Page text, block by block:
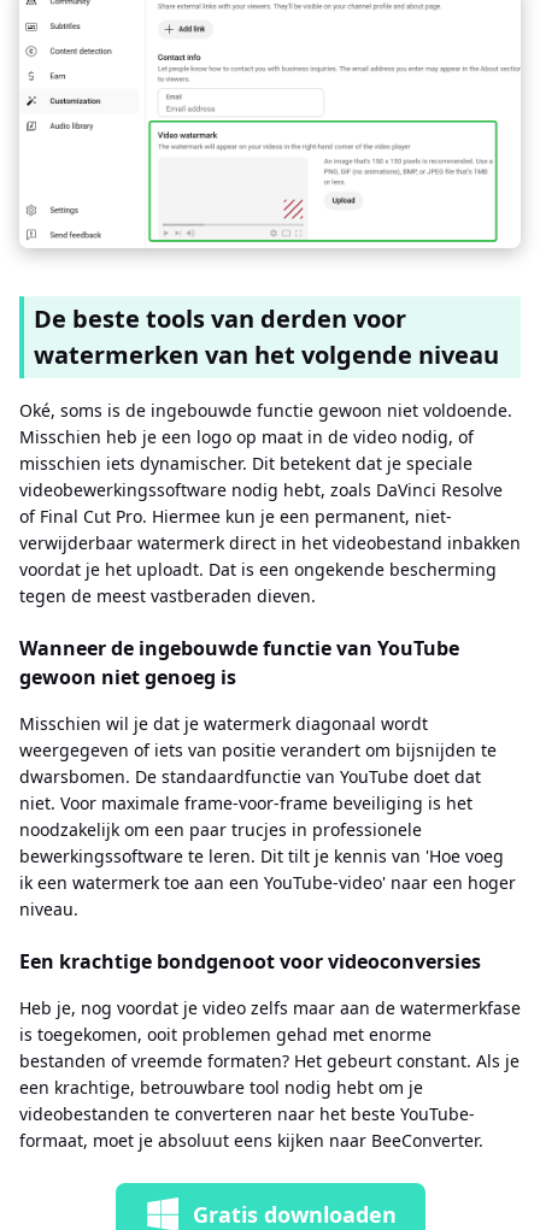
De beste tools van derden voor
watermerken van het volgende niveau
Oké, soms is de ingebouwde functie gewoon niet voldoende.
Misschien heb je een logo op maat in de video nodig, of
misschien iets dynamischer. Dit betekent dat je speciale
videobewerkingssoftware nodig hebt, zoals DaVinci Resolve
of Final Cut Pro. Hiermee kun je een permanent, niet-
verwijderbaar watermerk direct in het videobestand inbakken
voordat je het uploadt. Dat is een ongekende bescherming
tegen de meest vastberaden dieven.
Wanneer de ingebouwde functie van YouTube
gewoon niet genoeg is
Misschien wil je dat je watermerk diagonaal wordt
weergegeven of iets van positie verandert om bijsnijden te
dwarsbomen. De standaardfunctie van YouTube doet dat
niet. Voor maximale frame-voor-frame beveiliging is het
noodzakelijk om een ​​paar trucjes in professionele
bewerkingssoftware te leren. Dit tilt je kennis van 'Hoe voeg
ik een watermerk toe aan een YouTube-video' naar een hoger
niveau.
Een krachtige bondgenoot voor videoconversies
Heb je, nog voordat je video zelfs maar aan de watermerkfase
is toegekomen, ooit problemen gehad met enorme
bestanden of vreemde formaten? Het gebeurt constant. Als je
een krachtige, betrouwbare tool nodig hebt om je
videobestanden te converteren naar het beste YouTube-
formaat, moet je absoluut eens kijken naar BeeConverter.
Gratis downloaden